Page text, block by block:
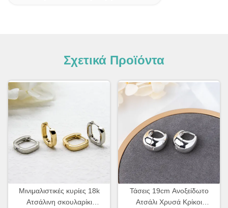
Σχετικά Προϊόντα
Μινιμαλιστικές κυρίες 18k
Ατσάλινη σκουλαρίκι
Τάσεις 19cm Ανοξείδωτο
Ατσάλι Χρυσά Κρίκοι